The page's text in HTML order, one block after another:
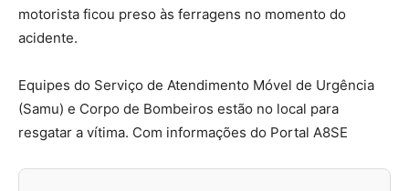
motorista ficou preso às ferragens no momento do
acidente.
Equipes do Serviço de Atendimento Móvel de Urgência
(Samu) e Corpo de Bombeiros estão no local para
resgatar a vítima. Com informações do Portal A8SE